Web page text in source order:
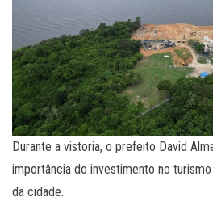
Durante a vistoria, o prefeito David
importância do investimento no
da cidade.